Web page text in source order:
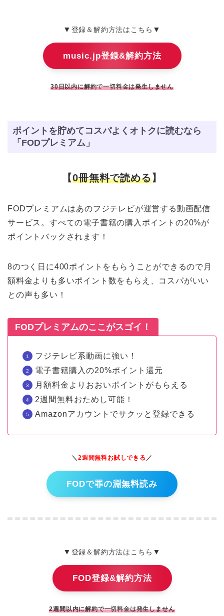
▼ 登録＆解約方法はこちら ▼
music.jp登録&解約方法
30日以内に解約で一切料金は発生しません
ポイントを貯めてコスパよくオトクに読むなら
「FODプレミアム」
【0冊無料で読める】
FODプレミアムはあのフジテレビが運営する動画配信
サービス。すべての電子書籍の購入ポイントの20%が
ポイントバックされます！
8のつく日に400ポイントをもらうことができるので月
額料金よりも多いポイント数をもらえ、コスパがいい
との声も多い！
FODプレミアムのここがスゴイ！
フジテレビ系動画に強い！
電子書籍購入の20%ポイント還元
月額料金よりおおいポイントがもらえる
2週間無料おためし可能！
Amazonアカウントでサクッと登録できる
＼2週間無料お試しできる ／
FODで罪の淵無料読み
▼ 登録＆解約方法はこちら ▼
FOD登録&解約方法
2週間以内に解約で一切料金は発生しません